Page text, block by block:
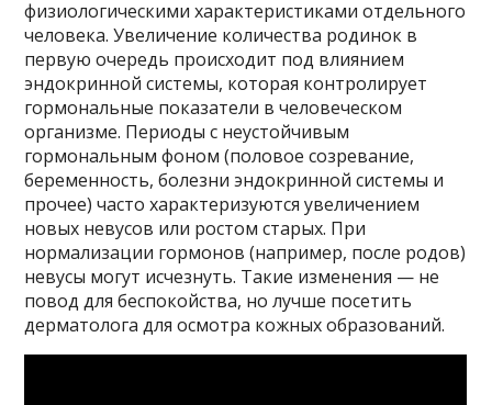
физиологическими характеристиками отдельного
человека. Увеличение количества родинок в
первую очередь происходит под влиянием
эндокринной системы, которая контролирует
гормональные показатели в человеческом
организме. Периоды с неустойчивым
гормональным фоном (половое созревание,
беременность, болезни эндокринной системы и
прочее) часто характеризуются увеличением
новых невусов или ростом старых. При
нормализации гормонов (например, после родов)
невусы могут исчезнуть. Такие изменения — не
повод для беспокойства, но лучше посетить
дерматолога для осмотра кожных образований.